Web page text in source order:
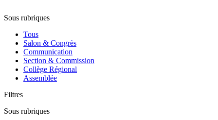
Sous rubriques
Tous
Salon & Congrès
Communication
Section & Commission
Collège Régional
Assemblée
Filtres
Sous rubriques